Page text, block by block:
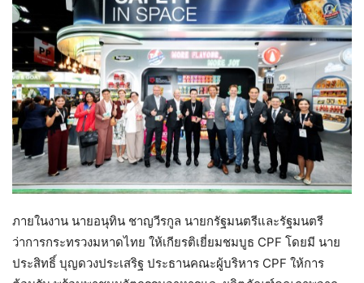
ภายในงาน นายอนุทิน ชาญวีรกูล นายกรัฐมนตรีและรัฐมนตรี
ว่าการกระทรวงมหาดไทย ให้เกียรติเยี่ยมชมบูธ CPF โดยมี นาย
ประสิทธิ์ บุญดวงประเสริฐ ประธานคณะผู้บริหาร CPF ให้การ